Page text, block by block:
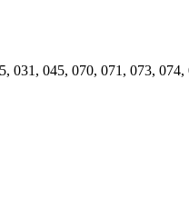
031, 045, 070, 071, 073,